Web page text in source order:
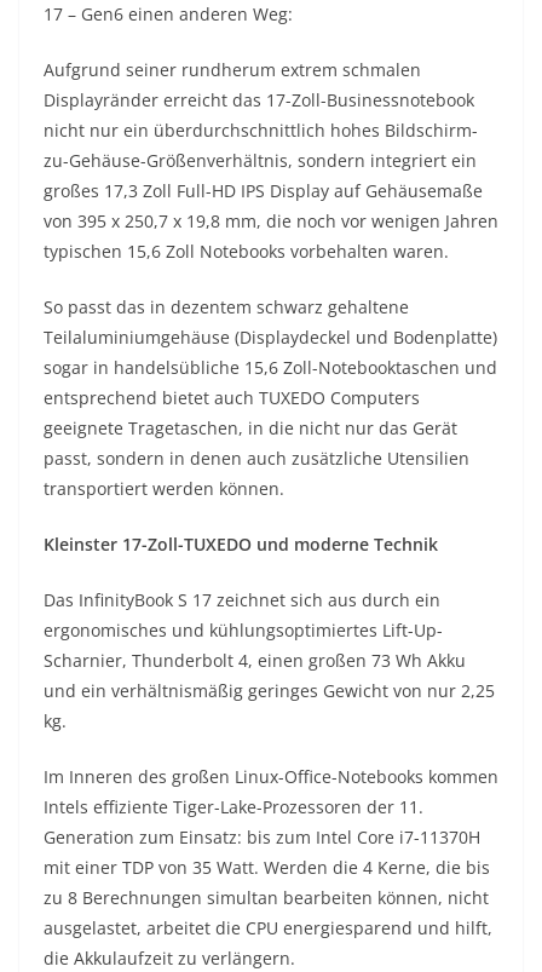
17 – Gen6 einen anderen Weg:
Aufgrund seiner rundherum extrem schmalen
Displayränder erreicht das 17-Zoll-Businessnotebook
nicht nur ein überdurchschnittlich hohes Bildschirm-
zu-Gehäuse-Größenverhältnis, sondern integriert ein
großes 17,3 Zoll Full-HD IPS Display auf Gehäusemaße
von 395 x 250,7 x 19,8 mm, die noch vor wenigen Jahren
typischen 15,6 Zoll Notebooks vorbehalten waren.
So passt das in dezentem schwarz gehaltene
Teilaluminiumgehäuse (Displaydeckel und Bodenplatte)
sogar in handelsübliche 15,6 Zoll-Notebooktaschen und
entsprechend bietet auch TUXEDO Computers
geeignete Tragetaschen, in die nicht nur das Gerät
passt, sondern in denen auch zusätzliche Utensilien
transportiert werden können.
Kleinster 17-Zoll-TUXEDO und moderne Technik
Das InfinityBook S 17 zeichnet sich aus durch ein
ergonomisches und kühlungsoptimiertes Lift-Up-
Scharnier, Thunderbolt 4, einen großen 73 Wh Akku
und ein verhältnismäßig geringes Gewicht von nur 2,25
kg.
Im Inneren des großen Linux-Office-Notebooks kommen
Intels effiziente Tiger-Lake-Prozessoren der 11.
Generation zum Einsatz: bis zum Intel Core i7-11370H
mit einer TDP von 35 Watt. Werden die 4 Kerne, die bis
zu 8 Berechnungen simultan bearbeiten können, nicht
ausgelastet, arbeitet die CPU energiesparend und hilft,
die Akkulaufzeit zu verlängern.